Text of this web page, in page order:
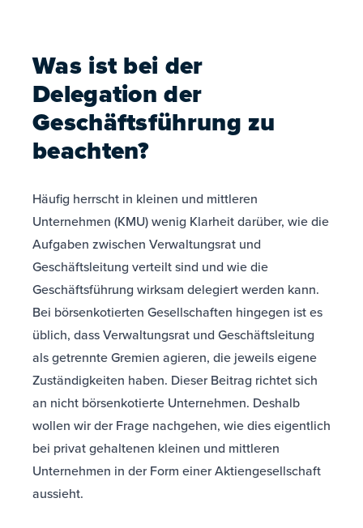
Was ist bei der
Delegation der
Geschäftsführung zu
beachten?
Häufig herrscht in kleinen und mittleren
Unternehmen (KMU) wenig Klarheit darüber, wie die
Aufgaben zwischen Verwaltungsrat und
Geschäftsleitung verteilt sind und wie die
Geschäftsführung wirksam delegiert werden kann.
Bei börsenkotierten Gesellschaften hingegen ist es
üblich, dass Verwaltungsrat und Geschäftsleitung
als getrennte Gremien agieren, die jeweils eigene
Zuständigkeiten haben. Dieser Beitrag richtet sich
an nicht börsenkotierte Unternehmen. Deshalb
wollen wir der Frage nachgehen, wie dies eigentlich
bei privat gehaltenen kleinen und mittleren
Unternehmen in der Form einer Aktiengesellschaft
aussieht.